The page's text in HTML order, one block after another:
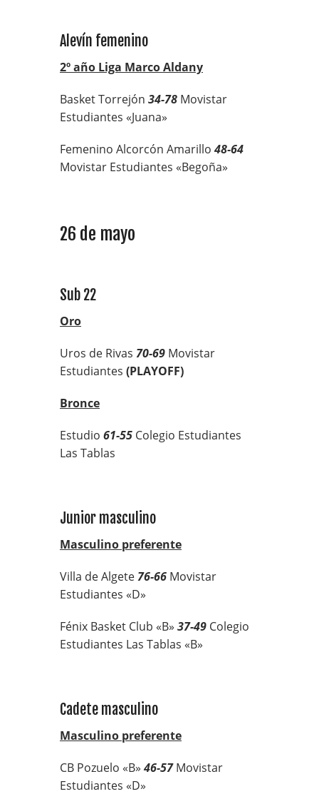
Alevín femenino
2º año Liga Marco Aldany
Basket Torrejón 34-78 Movistar
Estudiantes «Juana»
Femenino Alcorcón Amarillo 48-64
Movistar Estudiantes «Begoña»
26 de mayo
Sub 22
Oro
Uros de Rivas 70-69 Movistar
Estudiantes (PLAYOFF)
Bronce
Estudio 61-55 Colegio Estudiantes
Las Tablas
Junior masculino
Masculino preferente
Villa de Algete76-66 Movistar
Estudiantes «D»
Fénix Basket Club «B» 37-49 Colegio
Estudiantes Las Tablas «B»
Cadete masculino
Masculino preferente
CB Pozuelo «B» 46-57Movistar
Estudiantes «D»